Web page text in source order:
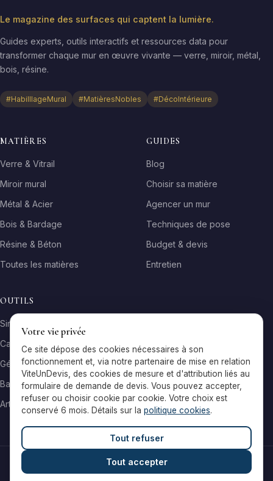
Le magazine des surfaces qui captent la lumière.
Guides experts, outils interactifs et ressources data pour
transformer chaque mur en œuvre vivante — verre, miroir, métal,
bois, résine.
#HabilllageMural #MatièresNobles #DécoIntérieure
MATIÈRES
Verre & Vitrail
Miroir mural
Métal & Acier
Bois & Bardage
Résine & Béton
Toutes les matières
GUIDES
Blog
Choisir sa matière
Agencer un mur
Techniques de pose
Budget & devis
Entretien
OUTILS
Simulateur matière
Calculateur surface
Générateur galerie
Baromètre de prix
Artisans par ville
© 2026 Reflets & Matières — Tous droits réservés
Votre vie privée
Ce site dépose des cookies nécessaires à son
fonctionnement et, via notre partenaire de mise en relation
ViteUnDevis, des cookies de mesure et d'attribution liés au
formulaire de demande de devis. Vous pouvez accepter,
refuser ou choisir cookie par cookie. Votre choix est
conservé 6 mois. Détails sur la politique cookies.
Tout refuser
Tout accepter